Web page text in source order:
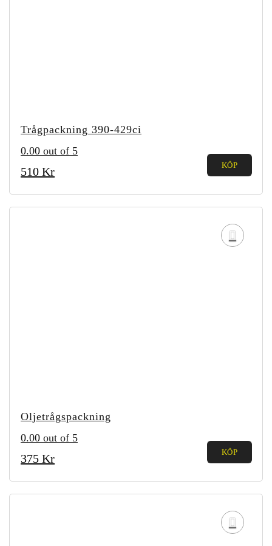
Trågpackning 390-429ci
0.00 out of 5
510 Kr KÖP
Oljetrågspackning
0.00 out of 5
375 Kr KÖP